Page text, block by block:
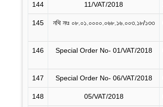
144 11/VAT/2018
145 নথি নংঃ ০৮.০১.০০০০.০৬৮.১৬.০০৩.১৮/১৩৩
146 Special Order No- 01/VAT/2018
147 Special Order No- 06/VAT/2018
148 05/VAT/2018